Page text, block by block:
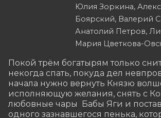
Юлия Зоркина,
Боярский, Валерий
Анатолий Петров,
Мария Цветкова-
Покой трём богатырям только
некогда спать, покуда дел
начала нужно вернуть Князю
исполняющую желания, снять с
любовные чары  Бабы Яги и
одного зазнавшегося пенька,